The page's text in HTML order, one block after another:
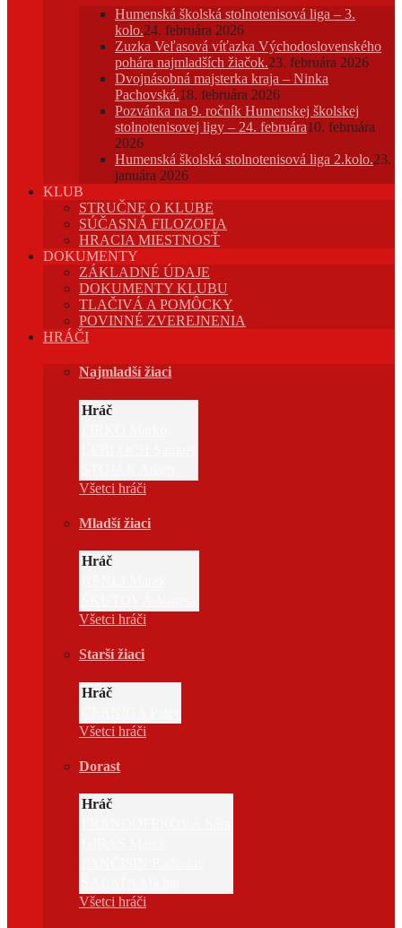
Humenská školská stolnotenisová liga – 3.
kolo.24. februára 2026
Zuzka Veľasová víťazka Východoslovenského
pohára najmladších žiačok.23. februára 2026
Dvojnásobná majsterka kraja – Ninka
Pachovská.18. februára 2026
Pozvánka na 9. ročník Humenskej školskej
stolnotenisovej ligy – 24. februára10. februára
2026
Humenská školská stolnotenisová liga 2.kolo.23.
januára 2026
KLUB
STRUČNE O KLUBE
SÚČASNÁ FILOZOFIA
HRACIA MIESTNOSŤ
DOKUMENTY
ZÁKLADNÉ ÚDAJE
DOKUMENTY KLUBU
TLAČIVÁ A POMÔCKY
POVINNÉ ZVEREJNENIA
HRÁČI
Najmladší žiaci
Hráč
Všetci hráči
Mladší žiaci
Hráč
Všetci hráči
Starší žiaci
Hráč
Všetci hráči
Dorast
Hráč
Všetci hráči